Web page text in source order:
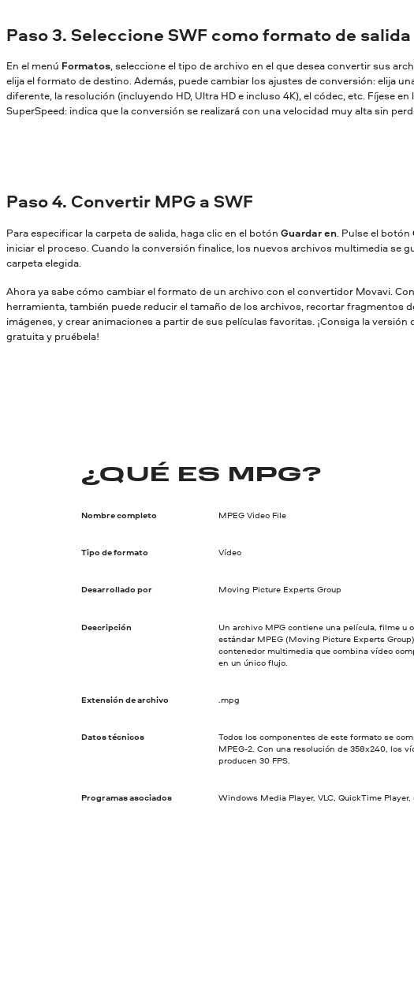
Paso 3. Seleccione SWF como formato de salida
En el menú Formatos, seleccione el tipo de archivo en el que desea convertir sus
elija el formato de destino. Además, puede cambiar los ajustes de conversión: elija
diferente, la resolución (incluyendo HD, Ultra HD e incluso 4K), el códec, etc. Fíjese en
SuperSpeed: indica que la conversión se realizará con una velocidad muy alta sin
Paso 4. Convertir MPG a SWF
Para especificar la carpeta de salida, haga clic en el botón Guardar en. Pulse el botón
iniciar el proceso. Cuando la conversión finalice, los nuevos archivos multimedia se
carpeta elegida.
Ahora ya sabe cómo cambiar el formato de un archivo con el convertidor Movavi.
herramienta, también puede reducir el tamaño de los archivos, recortar fragmentos
imágenes, y crear animaciones a partir de sus películas favoritas. ¡Consiga la versión
gratuita y pruébela!
¿QUÉ ES MPG?
Nombre completo MPEG Video File
Tipo de formato Vídeo
Desarrollado por Moving Picture Experts Group
Descripción
Un archivo MPG contiene una película, filme u
estándar MPEG (Moving Picture Experts
contenedor multimedia que combina vídeo
en un único flujo.
Extensión de archivo .mpg
Datos técnicos
Todos los componentes de este formato se
MPEG-2. Con una resolución de 358x240, los
producen 30 FPS.
Programas asociados Windows Media Player, VLC, QuickTime Player,